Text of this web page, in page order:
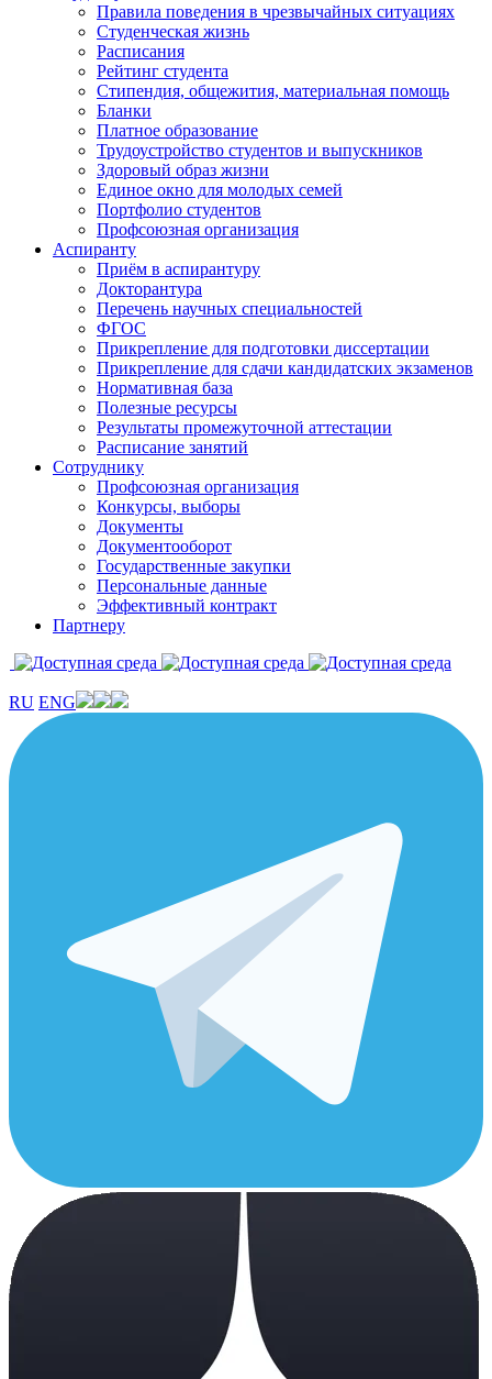
Правила поведения в чрезвычайных ситуациях
Студенческая жизнь
Расписания
Рейтинг студента
Стипендия, общежития, материальная помощь
Бланки
Платное образование
Трудоустройство студентов и выпускников
Здоровый образ жизни
Единое окно для молодых семей
Портфолио студентов
Профсоюзная организация
Аспиранту
Приём в аспирантуру
Докторантура
Перечень научных специальностей
ФГОС
Прикрепление для подготовки диссертации
Прикрепление для сдачи кандидатских экзаменов
Нормативная база
Полезные ресурсы
Результаты промежуточной аттестации
Расписание занятий
Сотруднику
Профсоюзная организация
Конкурсы, выборы
Документы
Документооборот
Государственные закупки
Персональные данные
Эффективный контракт
Партнеру
RU ENG